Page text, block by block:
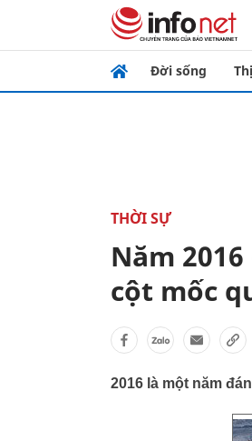
Đời sống
THỜI SỰ
Năm
cột mốc
2016 là một năm